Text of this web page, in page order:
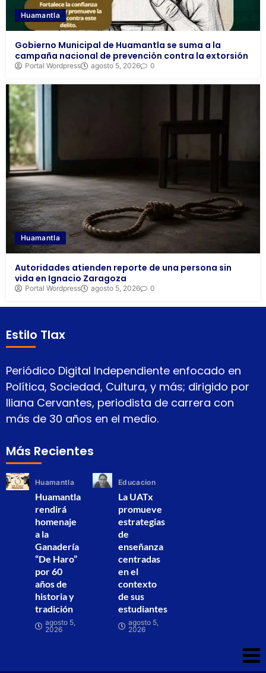
Huamantla
Gobierno Municipal de Huamantla se suma a la
campaña nacional de prevención contra la extorsión
Portal Wordpress agosto 5, 2026 0
Huamantla
Autoridades atienden reporte de una persona sin
vida en Ignacio Zaragoza
Portal Wordpress agosto 5, 2026 0
Estilo Tlax
Periódico Digital Independiente enfocado en
Política, Sociedad, Cultura, y más; dirigido por
Iliana Cervantes, periodista de carrera con
más de 30 años en el medio.
Más Recientes
Huamantla
Huamantla
rendirá
homenaje
a la
Ganadería
“De Haro”
por 60
años de
historia y
tradición
agosto 5,
2026
Educacion
La UATx
promueve
estrategias
de
enseñanza
centradas
en el
contexto
de sus
estudiantes
agosto 5,
2026